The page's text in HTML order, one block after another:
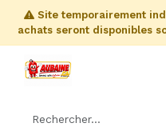
Site temporairement
achats seront disponibles